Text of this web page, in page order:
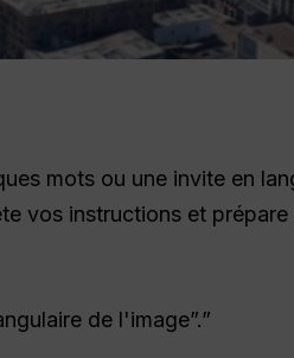
mots ou une invite en
vos instructions et
de l'image”.”